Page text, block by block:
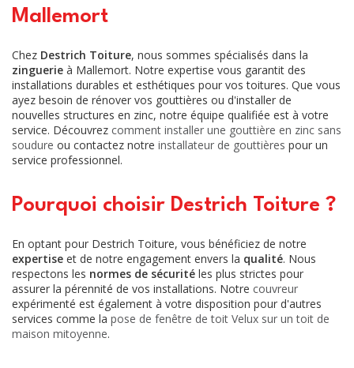
Mallemort
Chez Destrich Toiture, nous sommes spécialisés dans la
zinguerie à Mallemort. Notre expertise vous garantit des
installations durables et esthétiques pour vos toitures. Que vous
ayez besoin de rénover vos gouttières ou d'installer de
nouvelles structures en zinc, notre équipe qualifiée est à votre
service. Découvrez comment installer une gouttière en zinc sans
soudure ou contactez notre installateur de gouttières pour un
service professionnel.
Pourquoi choisir Destrich Toiture ?
En optant pour Destrich Toiture, vous bénéficiez de notre
expertise et de notre engagement envers la qualité. Nous
respectons les normes de sécurité les plus strictes pour
assurer la pérennité de vos installations. Notre couvreur
expérimenté est également à votre disposition pour d'autres
services comme la pose de fenêtre de toit Velux sur un toit de
maison mitoyenne.